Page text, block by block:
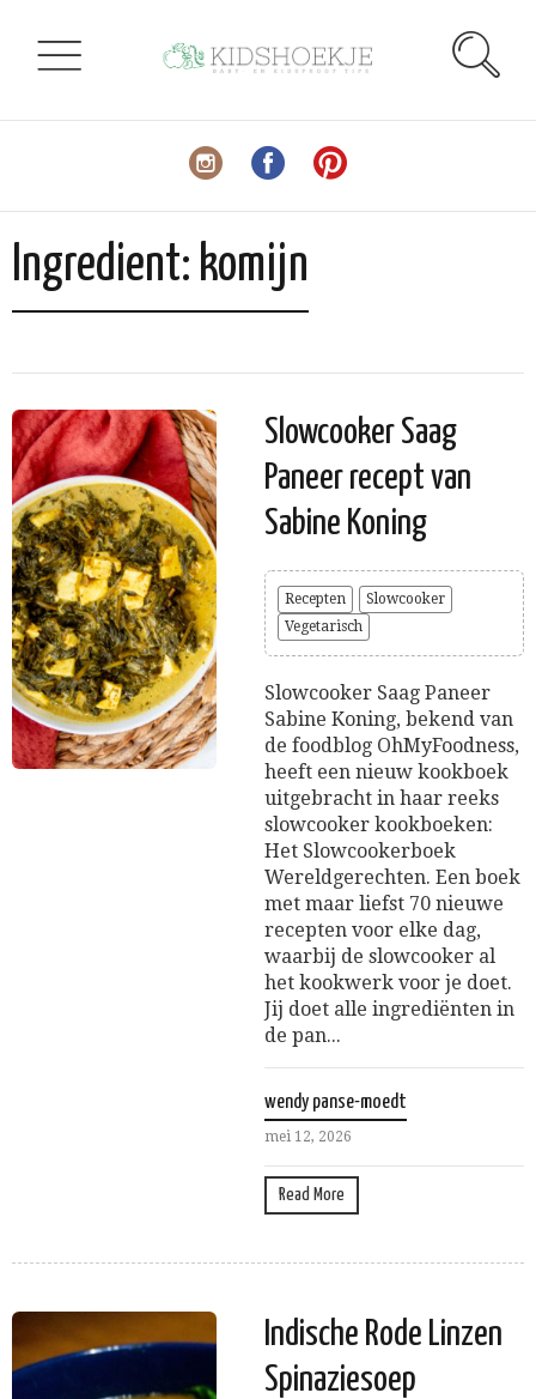
Ingredient: komijn
Slowcooker Saag
Paneer recept van
Sabine Koning
Recepten
Slowcooker
Vegetarisch
Slowcooker Saag Paneer
Sabine Koning, bekend van
de foodblog OhMyFoodness,
heeft een nieuw kookboek
uitgebracht in haar reeks
slowcooker kookboeken:
Het Slowcookerboek
Wereldgerechten. Een boek
met maar liefst 70 nieuwe
recepten voor elke dag,
waarbij de slowcooker al
het kookwerk voor je doet.
Jij doet alle ingrediënten in
de pan...
wendy panse-moedt
mei 12, 2026
Read More
Indische Rode Linzen
Spinaziesoep